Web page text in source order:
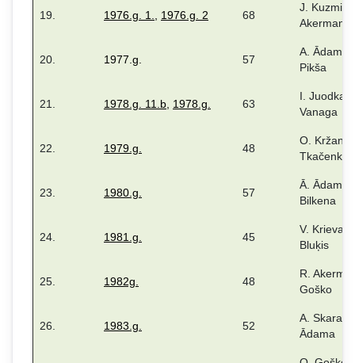
19. 1976.g. 1. 1976.g. 2 68
J.
Akermanis
20. 1977.g. 57
A. Ādama,
Pikša
21. 1978.g. 11.b 1978.g. 63
I. Juodka,
Vanaga
22. 1979.g. 48
O.
Tkačenko
23. 1980.g. 57
Ā. Ādama,
Bilkena
24. 1981.g. 45
V. Krieva,
Bluķis
25. 1982g. 48
R.
Goško
26. 1983.g. 52
A. Skara,
Ādama